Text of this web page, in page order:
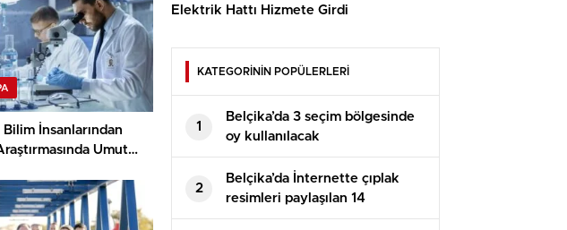
Bilim İnsanlarından
Umut
Elektrik Hattı Hizmete Girdi
KATEGORİNİN POPÜLERLERİ
1
Belçika’da 3 seçim bölgesinde
oy kullanılacak
2
Belçika’da İnternette çıplak
resimleri paylaşılan 14
yaşındaki kız çocuğu intihar